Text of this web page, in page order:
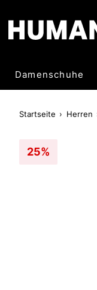
Damenschuhe
Startseite Herren
25%